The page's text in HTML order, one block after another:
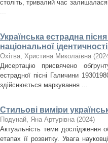
століть, тривалий час
...
Українська естрадна
національної
Охітва, Христина Миколаївна (
Дисертацію присвячено
естрадної пісні Галичини
здійснюється маркування ...
Стильові виміри
Подунай, Яна Артурівна (2024)
Актуальність теми дослідження
етапах її розвитку. Увага